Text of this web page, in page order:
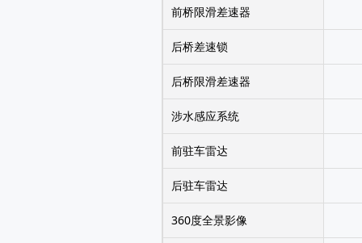
前桥限滑差速器
后桥差速锁
后桥限滑差速器
涉水感应系统
前驻车雷达
后驻车雷达
360度全景影像